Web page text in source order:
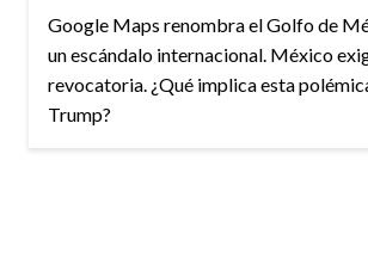
Google Maps renombra el Golfo de
un escándalo internacional. México
revocatoria. ¿Qué implica esta
Trump?